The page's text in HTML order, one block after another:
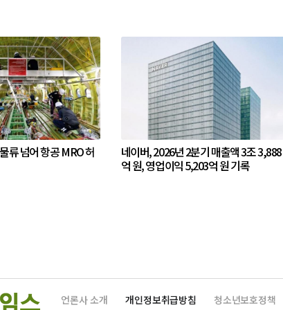
류 넘어 항공 MRO 허
네이버, 2026년 2분기 매출액 3조 3,888
억 원, 영업이익 5,203억 원 기록
언론사 소개 개인정보취급방침 청소년보호정책